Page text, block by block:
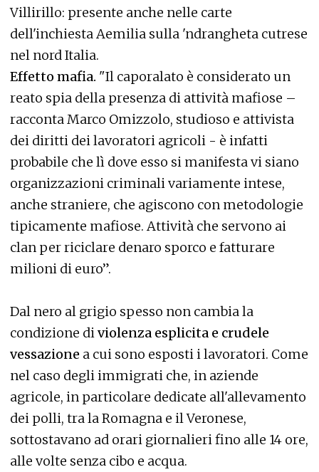
Villirillo: presente anche nelle carte
dell'inchiesta Aemilia sulla 'ndrangheta cutrese
nel nord Italia.
Effetto mafia. "Il caporalato è considerato un
reato spia della presenza di attività mafiose –
racconta Marco Omizzolo, studioso e attivista
dei diritti dei lavoratori agricoli - è infatti
probabile che lì dove esso si manifesta vi siano
organizzazioni criminali variamente intese,
anche straniere, che agiscono con metodologie
tipicamente mafiose. Attività che servono ai
clan per riciclare denaro sporco e fatturare
milioni di euro”.
Dal nero al grigio spesso non cambia la
condizione di violenza esplicita e crudele
vessazione a cui sono esposti i lavoratori. Come
nel caso degli immigrati che, in aziende
agricole, in particolare dedicate all'allevamento
dei polli, tra la Romagna e il Veronese,
sottostavano ad orari giornalieri fino alle 14 ore,
alle volte senza cibo e acqua.